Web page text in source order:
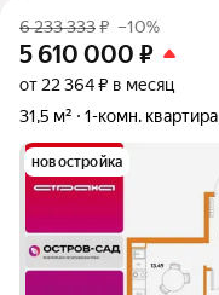
6 233 333₽ –10%
5 610 000 ₽
от 22 364 ₽ в месяц
31,5 м²
1-комн. квартира
новостройка